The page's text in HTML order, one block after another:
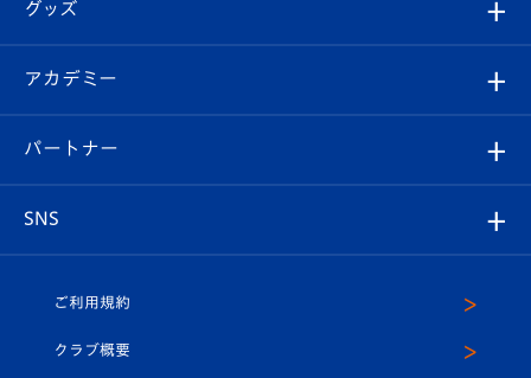
チケット
イベント
メディア
ホームタウン
スタッフプロフィール
マスコット紹介
Revive Team
ヴィヴィくんの長崎おもてなしガイド
フォトギャラリー
スタジアムグルメ
V-LOVERS（ファンクラブ）
プレイヤーズスイート
グッズ
オンラインショップ
店舗情報
アカデミー
育成からのお知らせ
U-18
パートナー
SNS
ヴィヴィくんインスタグラム
ご利用規約
クラブ概要